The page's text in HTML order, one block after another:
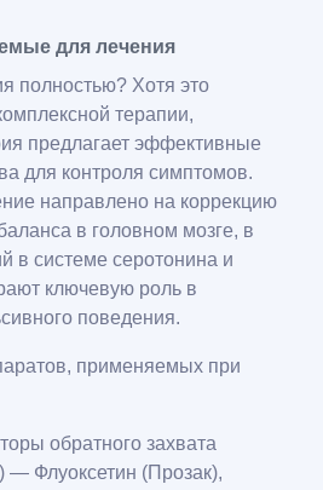
для лечения
полностью? Хотя это
терапии,
предлагает эффективные
для контроля симптомов.
направлено на коррекцию
в головном мозге, в
в системе серотонина и
ключевую роль в
поведения.
применяемых при
обратного захвата
Флуоксетин (Прозак),